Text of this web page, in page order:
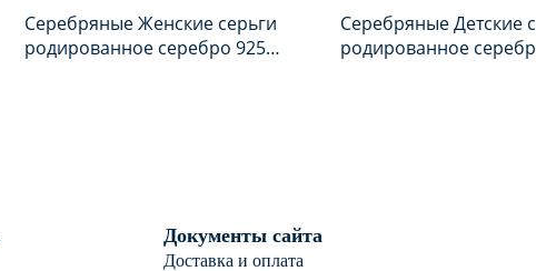
Серебряные Женские серьги
родированное серебро 925
Серебряные Детские
родированное
Документы сайта
Доставка и оплата